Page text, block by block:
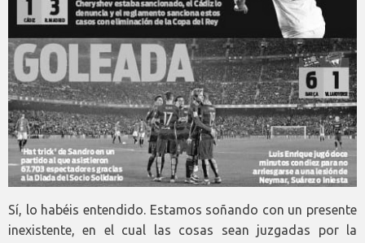
Sí, lo habéis entendido. Estamos soñando con un presente
inexistente, en el cual las cosas sean juzgadas por la